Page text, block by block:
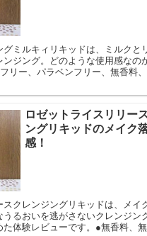
グミルキィリキッドは、ミルクと
ジング。どのような使用感なの
リー、パラベンフリー、無香料
ロゼットライスリリー
ングリキッドのメイク
感！
スクレンジングリキッドは、メイ
るおいを逃がさないクレンジン
た体験レビューです。●無香料、